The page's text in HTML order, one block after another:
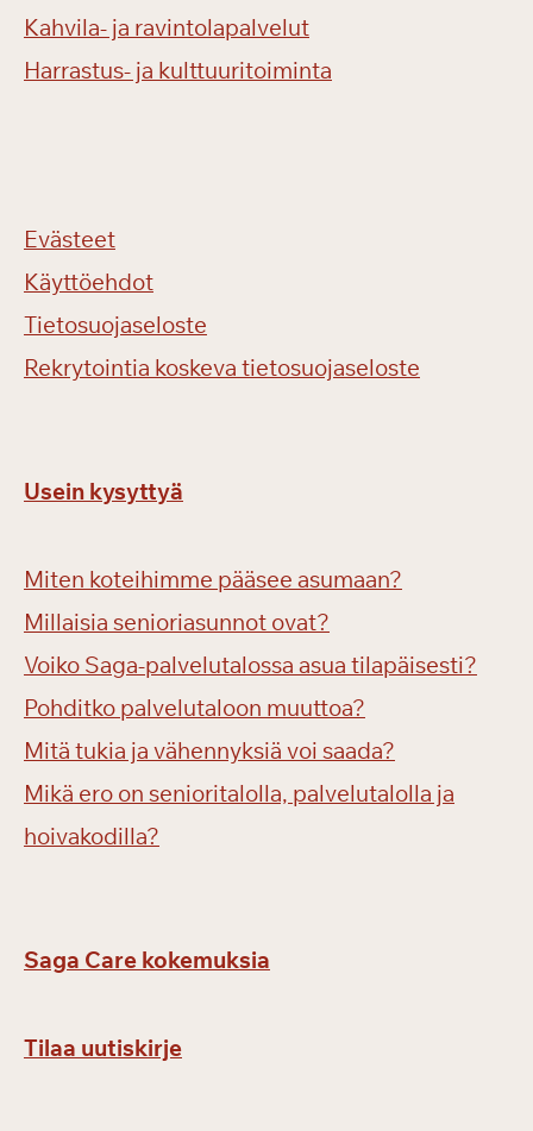
Kahvila- ja ravintolapalvelut
Harrastus- ja kulttuuritoiminta
Evästeet
Käyttöehdot
Tietosuojaseloste
Rekrytointia koskeva tietosuojaseloste
Usein kysyttyä
Miten koteihimme pääsee asumaan?
Millaisia senioriasunnot ovat?
Voiko Saga-palvelutalossa asua tilapäisesti?
Pohditko palvelutaloon muuttoa?
Mitä tukia ja vähennyksiä voi saada?
Mikä ero on senioritalolla, palvelutalolla ja
hoivakodilla?
Saga Care kokemuksia
Tilaa uutiskirje